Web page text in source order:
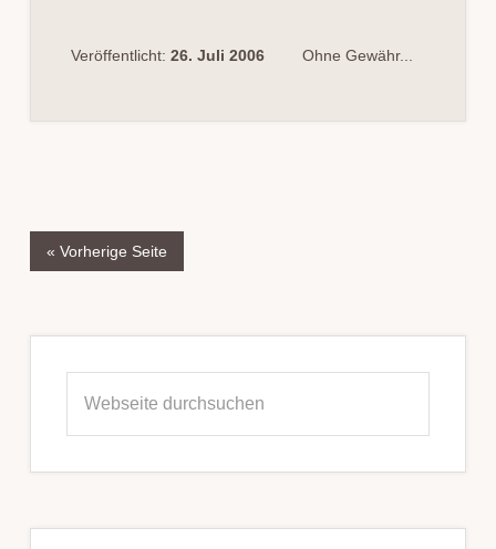
Veröffentlicht: 26. Juli 2006 Ohne Gewähr...
« Vorherige Seite